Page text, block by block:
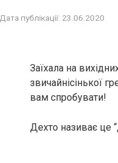
Дата публікації: 23.06.2020
Заїхала на
звичайнісінької
вам спробувати!
Дехто називає це